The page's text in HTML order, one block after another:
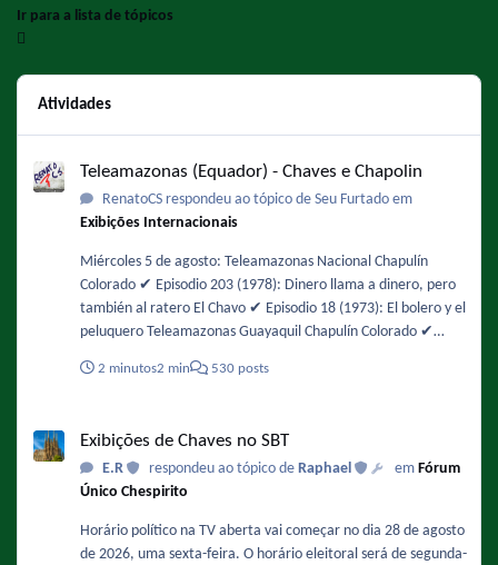
Ir para a lista de tópicos
Atividades
Teleamazonas (Equador) - Chaves e Chapolin
RenatoCS respondeu ao tópico de Seu Furtado em
Exibições Internacionais
Miércoles 5 de agosto: Teleamazonas Nacional Chapulín
Colorado ✔️ Episodio 203 (1978): Dinero llama a dinero, pero
también al ratero El Chavo ✔️ Episodio 18 (1973): El bolero y el
peluquero Teleamazonas Guayaquil Chapulín Colorado ✔️
mismo chapulines con agua, que aguas con los chapulines! El
2 minutos2 min 530 posts
Exibições de Chaves no SBT
E.R respondeu ao tópico de Raphael emFórum
Único Chespirito
Horário político na TV aberta vai começar no dia 28 de agosto
de 2026, uma sexta-feira. O horário eleitoral será de segunda-